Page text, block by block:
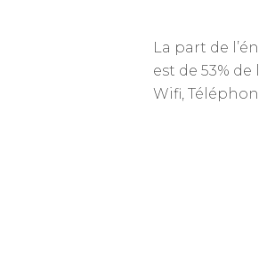
La part de
est de 53%
Wifi,